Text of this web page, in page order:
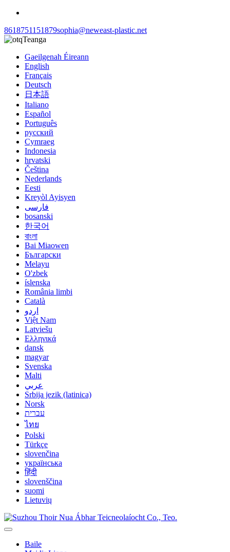
8618751151879sophia@neweast-plastic.net
Teanga
Gaeilgenah Éireann
English
Français
Deutsch
日本語
Italiano
Español
Português
русский
Cymraeg
Indonesia
hrvatski
Čeština
Nederlands
Eesti
Kreyòl Ayisyen
فارسی
bosanski
한국어
বাংলা
Bai Miaowen
Български
Melayu
O'zbek
íslenska
România limbi
Català
اردو
Việt Nam
Latviešu
Ελληνικά
dansk
magyar
Svenska
Malti
عربي
Srbija jezik (latinica)
Norsk
עברית
ไทย
Polski
Türkçe
slovenčina
українська
हिंदी
slovenščina
suomi
Lietuvių
Baile